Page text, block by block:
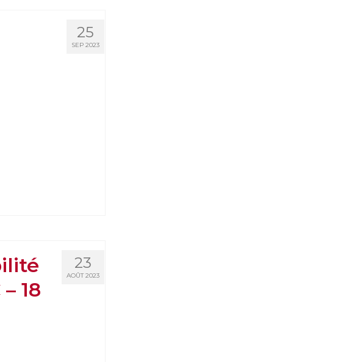
25
SEP 2023
23
AOÛT 2023
18